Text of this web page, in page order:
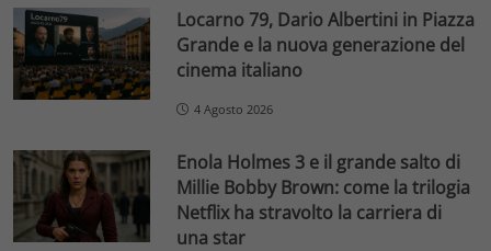
Locarno 79, Dario Albertini in Piazza
Grande e la nuova generazione del
cinema italiano
4 Agosto 2026
Enola Holmes 3 e il grande salto di
Millie Bobby Brown: come la trilogia
Netflix ha stravolto la carriera di
una star